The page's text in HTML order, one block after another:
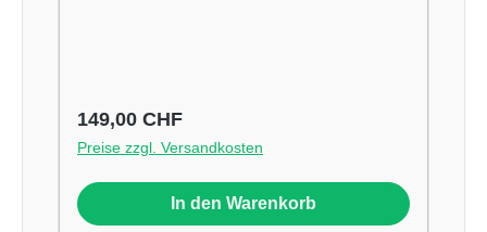
Regulärer Preis:
149,00 CHF
Preise zzgl. Versandkosten
In den Warenkorb